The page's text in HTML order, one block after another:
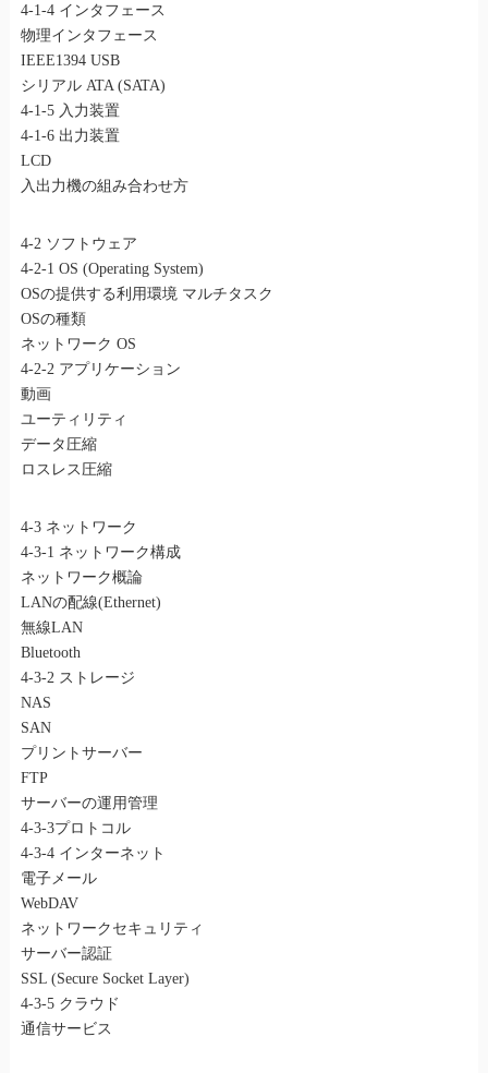
4-1-4 インタフェース
物理インタフェース
IEEE1394 USB
シリアル ATA (SATA)
4-1-5 入力装置
4-1-6 出力装置
LCD
入出力機の組み合わせ方
4-2 ソフトウェア
4-2-1 OS (Operating System)
OSの提供する利用環境 マルチタスク
OSの種類
ネットワーク OS
4-2-2 アプリケーション
動画
ユーティリティ
データ圧縮
ロスレス圧縮
4-3 ネットワーク
4-3-1 ネットワーク構成
ネットワーク概論
LANの配線(Ethernet)
無線LAN
Bluetooth
4-3-2 ストレージ
NAS
SAN
プリントサーバー
FTP
サーバーの運用管理
4-3-3プロトコル
4-3-4 インターネット
電子メール
WebDAV
ネットワークセキュリティ
サーバー認証
SSL (Secure Socket Layer)
4-3-5 クラウド
通信サービス